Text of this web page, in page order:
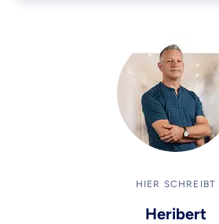
HIER SCHREIBT
Heribert